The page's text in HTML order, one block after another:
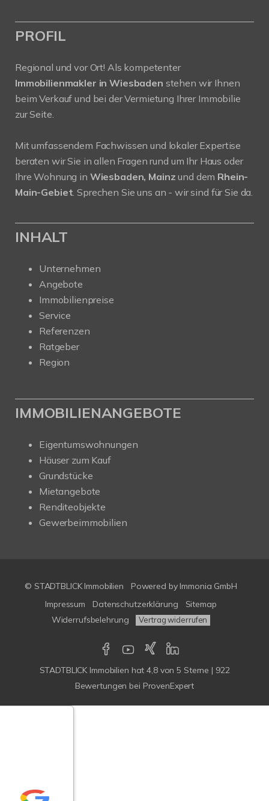
PROFIL
Regional und vor Ort! Als kompetenter
Immobilienmakler in Wiesbaden stehen wir Ihnen
beim Verkauf und bei der Vermietung Ihrer Immobilie
zur Seite.
Mit umfassendem Fachwissen und lokaler Expertise
beraten wir Sie in allen Fragen rund um Ihr Haus oder
Ihre Wohnung in Wiesbaden, Mainzund dem Rhein-
Main-Gebiet . Sprechen Sie uns an - wir sind für Sie da.
INHALT
Unternehmen
Angebote
Immobilienpreise
Service
Referenzen
Ratgeber
Region
IMMOBILIENANGEBOTE
Eigentumswohnungen
Häuser zum Kauf
Grundstücke
Mietangebote
Renditeobjekte
Gewerbeimmobilien
© STADTBLICK Immobilien Powered by Immonia GmbH
Impressum
Datenschutzerklärung
Sitemap
Widerrufsbelehrung
Vertrag widerrufen
STADTBLICK Immobilien hat4,8von5 Sterne | 922
Bewertungen bei ProvenExpert